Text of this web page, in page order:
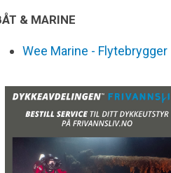
& MARINE
Wee Marine - Flytebrygger